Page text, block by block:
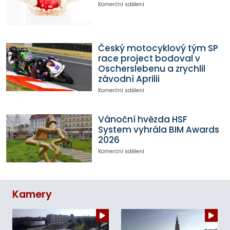
Komerční sdělení
Český motocyklový tým SP
race project bodoval v
Oscherslebenu a zrychlil
závodní Aprilii
Komerční sdělení
Vánoční hvězda HSF
System vyhrála BIM Awards
2026
Komerční sdělení
Kamery